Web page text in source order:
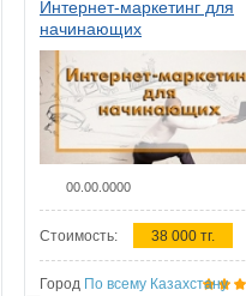
Интернет-маркетинг для
начинающих
00.00.0000
Стоимость: 38 000 тг.
Город По всему Казахстану